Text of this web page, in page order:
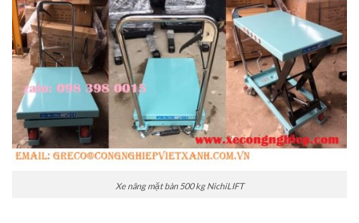
Xe nâng mặt bàn 500 kg NichiLIFT